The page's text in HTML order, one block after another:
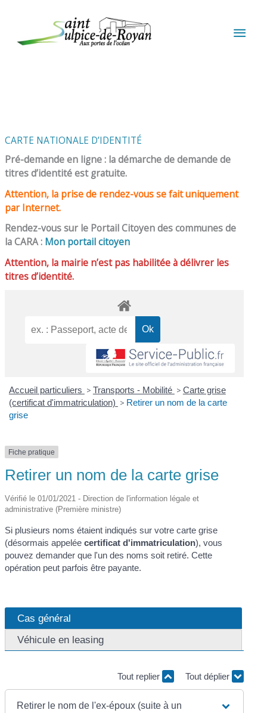
CARTE NATIONALE D’IDENTITÉ
Pré-demande en ligne : la démarche de demande de
titres d’identité est gratuite.
Attention, la prise de rendez-vous se fait uniquement
par Internet.
Rendez-vous sur le Portail Citoyen des communes de
la CARA : Mon portail citoyen
Attention, la mairie n’est pas habilitée à délivrer les
titres d’identité.
Accueil particuliers > Transports - Mobilité > Carte grise
(certificat d'immatriculation) > Retirer un nom de la carte
grise
Fiche pratique
Retirer un nom de la carte grise
Vérifié le 01/01/2021 - Direction de l'information légale et
administrative (Première ministre)
Si plusieurs noms étaient indiqués sur votre carte grise
(désormais appeléecertificat d'immatriculation), vous
pouvez demander que l'un des noms soit retiré. Cette
opération peut parfois être payante.
Cas général
Véhicule en leasing
Tout replier Tout déplier
Retirer le nom de l'ex-époux (suite à un